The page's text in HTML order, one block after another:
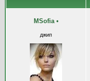
MSofia •
джип